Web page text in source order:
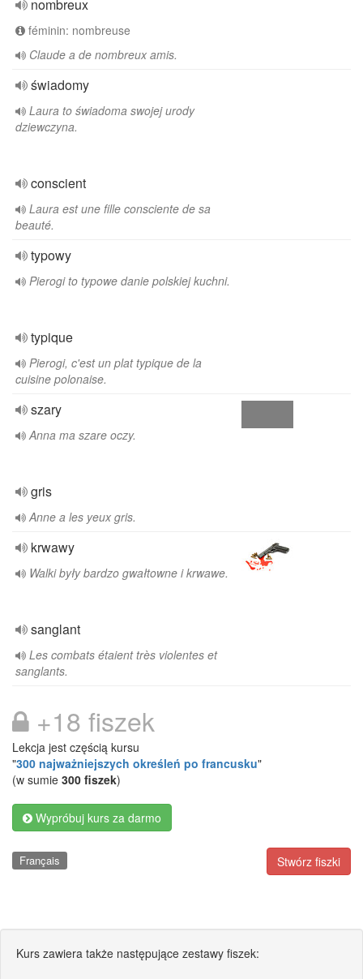
nombreux
féminin: nombreuse
Claude a de nombreux amis.
świadomy
Laura to świadoma swojej urody
dziewczyna.
conscient
Laura est une fille consciente de sa
beauté.
typowy
Pierogi to typowe danie polskiej kuchni.
typique
Pierogi, c'est un plat typique de la
cuisine polonaise.
szary
Anna ma szare oczy.
gris
Anne a les yeux gris.
krwawy
Walki były bardzo gwałtowne i krwawe.
sanglant
Les combats étaient très violentes et
sanglants.
+18 fiszek
Lekcja jest częścią kursu
"300 najważniejszych określeń po francusku"
(w sumie 300 fiszek)
Wypróbuj kurs za darmo
Stwórz fiszki
Français
Kurs zawiera także następujące zestawy fiszek: